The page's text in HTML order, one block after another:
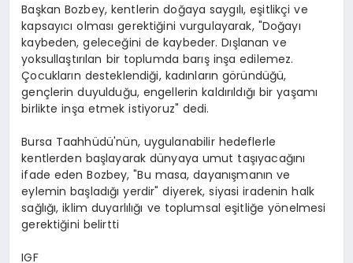
Başkan Bozbey, kentlerin doğaya saygılı, eşitlikçi ve
kapsayıcı olması gerektiğini vurgulayarak, "Doğayı
kaybeden, geleceğini de kaybeder. Dışlanan ve
yoksullaştırılan bir toplumda barış inşa edilemez.
Çocukların desteklendiği, kadınların göründüğü,
gençlerin duyulduğu, engellerin kaldırıldığı bir yaşamı
birlikte inşa etmek istiyoruz" dedi.
Bursa Taahhüdü'nün, uygulanabilir hedeflerle
kentlerden başlayarak dünyaya umut taşıyacağını
ifade eden Bozbey, "Bu masa, dayanışmanın ve
eylemin başladığı yerdir" diyerek, siyasi iradenin halk
sağlığı, iklim duyarlılığı ve toplumsal eşitliğe yönelmesi
gerektiğini belirtti
IGF